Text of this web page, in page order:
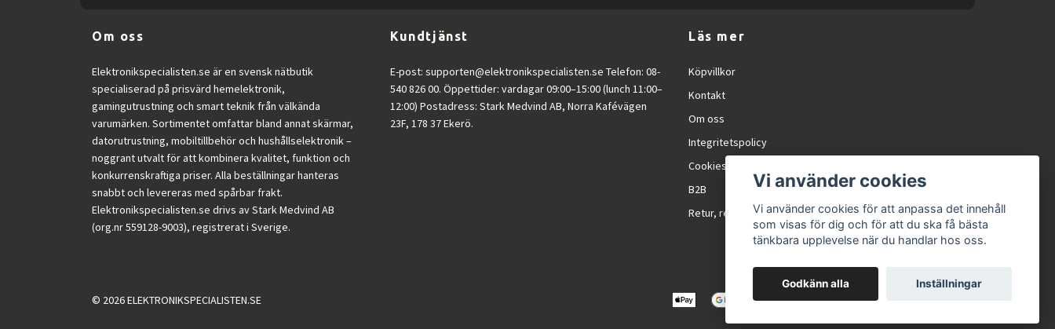
Om oss
Elektronikspecialisten.se är en svensk nätbutik
specialiserad på prisvärd hemelektronik,
gamingutrustning och smart teknik från välkända
varumärken. Sortimentet omfattar bland annat skärmar,
datorutrustning, mobiltillbehör och hushållselektronik –
noggrant utvalt för att kombinera kvalitet, funktion och
konkurrenskraftiga priser. Alla beställningar hanteras
snabbt och levereras med spårbar frakt.
Elektronikspecialisten.se drivs av Stark Medvind AB
(org.nr 559128-9003), registrerat i Sverige.
Kundtjänst
E-post: supporten@elektronikspecialisten.se Telefon: 08-
540 826 00. Öppettider: vardagar 09:00–15:00 (lunch 11:00–
12:00) Postadress: Stark Medvind AB, Norra Kafévägen
23F, 178 37 Ekerö.
Läs mer
Köpvillkor
Kontakt
Om oss
Integritetspolicy
Cookies
B2B
Retur, reklamation och RMA
© 2026 ELEKTRONIKSPECIALISTEN.SE
Vi använder cookies
Vi använder cookies för att anpassa det innehåll
som visas för dig och för att du ska få bästa
tänkbara upplevelse när du handlar hos oss.
Godkänn alla Inställningar